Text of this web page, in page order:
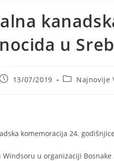
u
Post13/07/2019
PostNajnovije
komemoracija 24.
Windsoru u organizaciji